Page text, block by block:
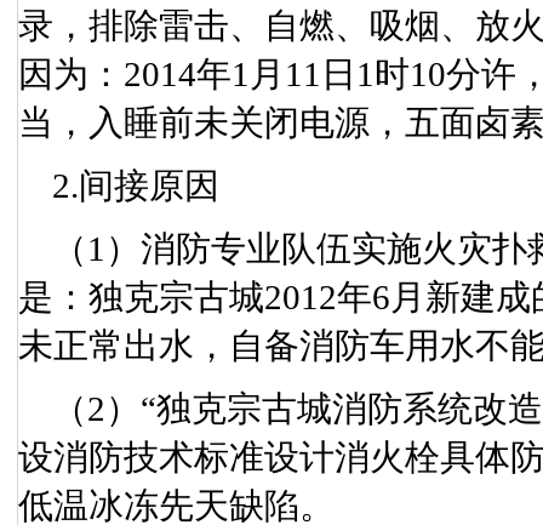
录，排除雷击、自燃、吸烟、放
因为： 2014年1 月 11 日 1 时10分许
当，入睡前未关闭电源，五面卤
2.间接原因
（1 ）消防专业队伍实施火灾
是：独克宗古城2012年6月新建
未正常出水，自备消防车用水不
（2）“独克宗古城消防系统改
设消防技术标准设计消火栓具体
低温冰冻先天缺陷。